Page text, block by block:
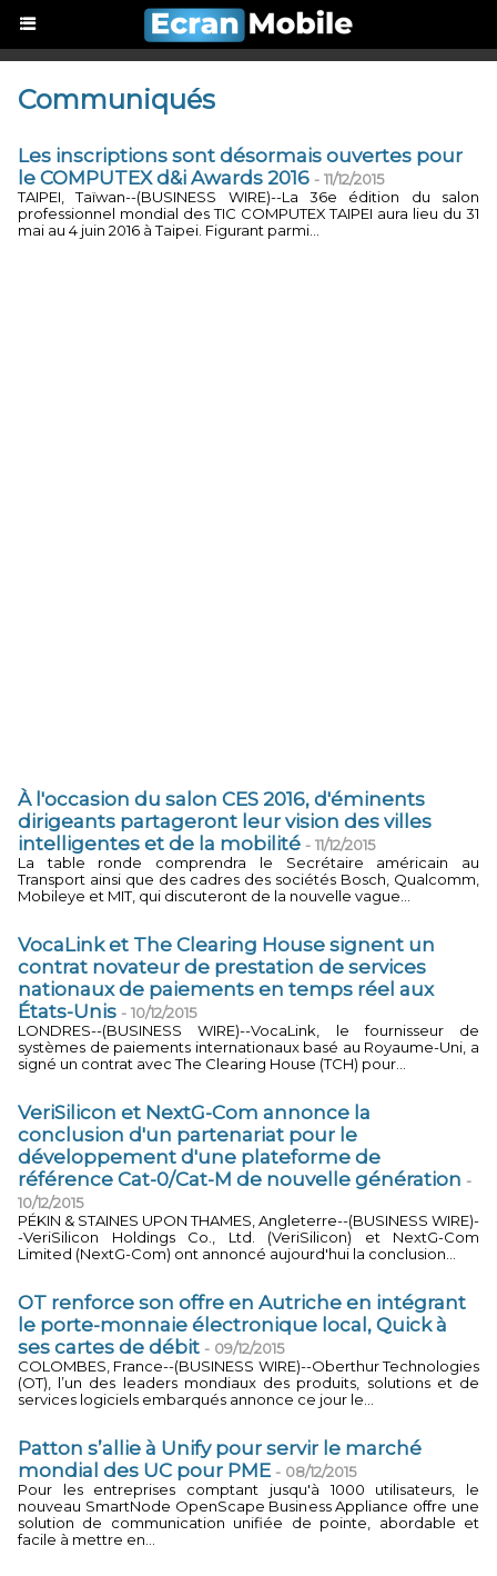
Communiqués
Les inscriptions sont désormais ouvertes pour
le COMPUTEX d&i Awards 2016 - 11/12/2015
TAIPEI, Taïwan--(BUSINESS WIRE)--La 36e édition du salon
professionnel mondial des TIC COMPUTEX TAIPEI aura lieu du 31
mai au 4 juin 2016 à Taipei. Figurant parmi...
À l'occasion du salon CES 2016, d'éminents
dirigeants partageront leur vision des villes
intelligentes et de la mobilité - 11/12/2015
La table ronde comprendra le Secrétaire américain au
Transport ainsi que des cadres des sociétés Bosch, Qualcomm,
Mobileye et MIT, qui discuteront de la nouvelle vague...
VocaLink et The Clearing House signent un
contrat novateur de prestation de services
nationaux de paiements en temps réel aux
États-Unis - 10/12/2015
LONDRES--(BUSINESS WIRE)--VocaLink, le fournisseur de
systèmes de paiements internationaux basé au Royaume-Uni, a
signé un contrat avec The Clearing House (TCH) pour...
VeriSilicon et NextG-Com annonce la
conclusion d'un partenariat pour le
développement d'une plateforme de
référence Cat-0/Cat-M de nouvelle génération -
10/12/2015
PÉKIN & STAINES UPON THAMES, Angleterre--(BUSINESS WIRE)-
-VeriSilicon Holdings Co., Ltd. (VeriSilicon) et NextG-Com
Limited (NextG-Com) ont annoncé aujourd'hui la conclusion...
OT renforce son offre en Autriche en intégrant
le porte-monnaie électronique local, Quick à
ses cartes de débit - 09/12/2015
COLOMBES, France--(BUSINESS WIRE)--Oberthur Technologies
(OT), l’un des leaders mondiaux des produits, solutions et de
services logiciels embarqués annonce ce jour le...
Patton s’allie à Unify pour servir le marché
mondial des UC pour PME - 08/12/2015
Pour les entreprises comptant jusqu'à 1000 utilisateurs, le
nouveau SmartNode OpenScape Business Appliance offre une
solution de communication unifiée de pointe, abordable et
facile à mettre en...